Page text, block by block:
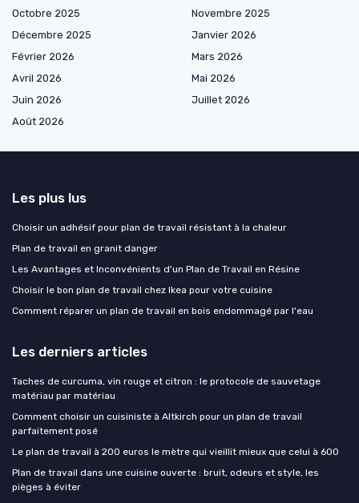
Octobre 2025
Novembre 2025
Décembre 2025
Janvier 2026
Février 2026
Mars 2026
Avril 2026
Mai 2026
Juin 2026
Juillet 2026
Août 2026
Les plus lus
Choisir un adhésif pour plan de travail résistant à la chaleur
Plan de travail en granit danger
Les Avantages et Inconvénients d'un Plan de Travail en Résine
Choisir le bon plan de travail chez Ikea pour votre cuisine
Comment réparer un plan de travail en bois endommagé par l'eau
Les derniers articles
Taches de curcuma, vin rouge et citron : le protocole de sauvetage
matériau par matériau
Comment choisir un cuisiniste à Altkirch pour un plan de travail
parfaitement posé
Le plan de travail à 200 euros le mètre qui vieillit mieux que celui à 600
Plan de travail dans une cuisine ouverte : bruit, odeurs et style, les
pièges à éviter